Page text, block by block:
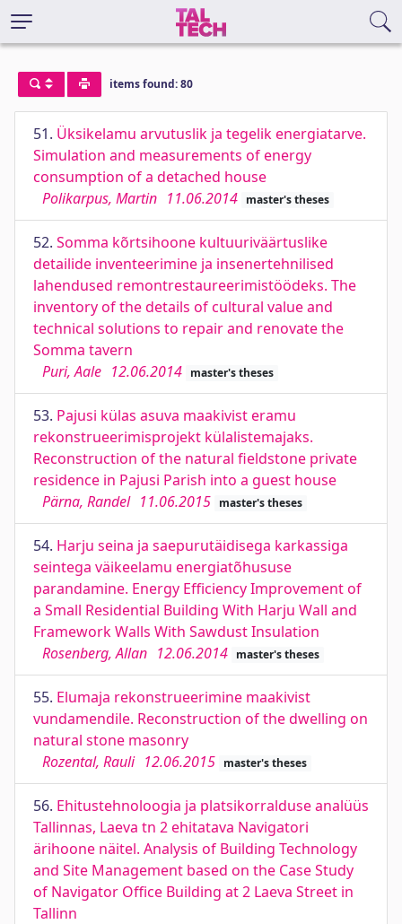
items found: 80
51. Üksikelamu arvutuslik ja tegelik energiatarve.
Simulation and measurements of energy
consumption of a detached house
Polikarpus, Martin 11.06.2014 master's theses
52. Somma kõrtsihoone kultuuriväärtuslike
detailide inventeerimine ja insenertehnilised
lahendused remontrestaureerimistöödeks. The
inventory of the details of cultural value and
technical solutions to repair and renovate the
Somma tavern
Puri, Aale 12.06.2014 master's theses
53. Pajusi külas asuva maakivist eramu
rekonstrueerimisprojekt külalistemajaks.
Reconstruction of the natural fieldstone private
residence in Pajusi Parish into a guest house
Pärna, Randel 11.06.2015 master's theses
54. Harju seina ja saepurutäidisega karkassiga
seintega väikeelamu energiatõhususe
parandamine. Energy Efficiency Improvement of
a Small Residential Building With Harju Wall and
Framework Walls With Sawdust Insulation
Rosenberg, Allan 12.06.2014 master's theses
55. Elumaja rekonstrueerimine maakivist
vundamendile. Reconstruction of the dwelling on
natural stone masonry
Rozental, Rauli 12.06.2015 master's theses
56. Ehitustehnoloogia ja platsikorralduse analüüs
Tallinnas, Laeva tn 2 ehitatava Navigatori
ärihoone näitel. Analysis of Building Technology
and Site Management based on the Case Study
of Navigator Office Building at 2 Laeva Street in
Tallinn